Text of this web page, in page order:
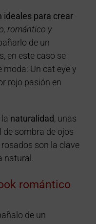
ideales para crear
romántico y
de un
en este caso se
moda: Un cat eye y
rojo pasión en
naturalidad, unas
de sombra de ojos
son la clave
natural.
romántico
de un